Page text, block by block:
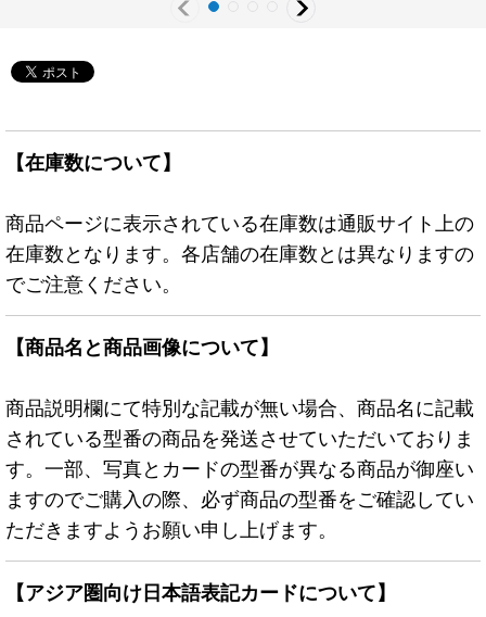
【在庫数について】
商品ページに表示されている在庫数は通販サイト上の
在庫数となります。各店舗の在庫数とは異なりますの
でご注意ください。
【商品名と商品画像について】
商品説明欄にて特別な記載が無い場合、商品名に記載
されている型番の商品を発送させていただいておりま
す。一部、写真とカードの型番が異なる商品が御座い
ますのでご購入の際、必ず商品の型番をご確認してい
ただきますようお願い申し上げます。
【アジア圏向け日本語表記カードについて】